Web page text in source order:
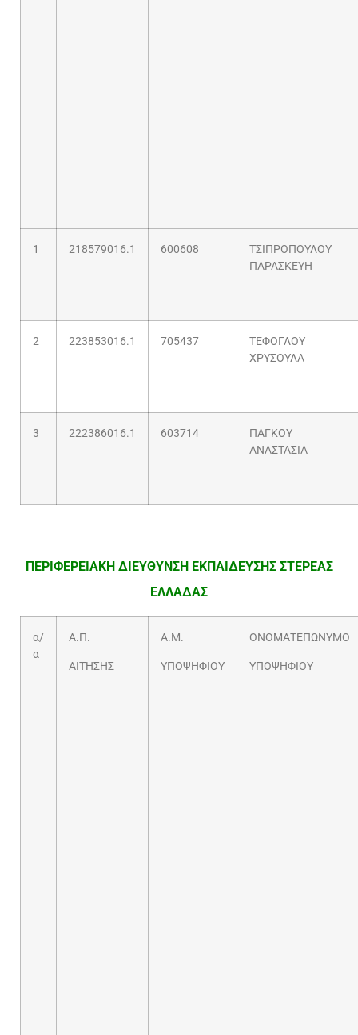
1 218579016.1 600608
ΤΣΙΠΡΟΠΟΥΛΟΥ
ΠΑΡΑΣΚΕΥΗ
2 223853016.1 705437
ΤΕΦΟΓΛΟΥ
ΧΡΥΣΟΥΛΑ
3 222386016.1 603714
ΠΑΓΚΟΥ
ΑΝΑΣΤΑΣΙΑ
ΠΕΡΙΦΕΡΕΙΑΚΗ ΔΙΕΥΘΥΝΣΗ ΕΚΠΑΙΔΕΥΣΗΣ ΣΤΕΡΕΑΣ
ΕΛΛΑΔΑΣ
α/
α
Α.Π.
ΑΙΤΗΣΗΣ
Α.Μ.
ΥΠΟΨΗΦΙΟΥ
ΟΝΟΜΑΤΕΠΩΝΥΜΟ
ΥΠΟΨΗΦΙΟΥ